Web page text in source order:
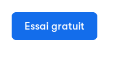
Essai gratuit